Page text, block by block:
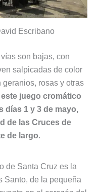
Escribano
son bajas, con
salpicadas de color
rosas y otras
juego cromático
días 1 y 3 de mayo,
de las Cruces de
de largo.
de Santa Cruz es la
Santo, de la pequeña